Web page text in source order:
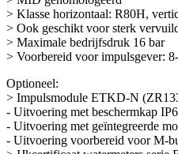
> Klasse horizontaal: R80H,
> Ook geschikt voor sterk
> Maximale bedrijfsdruk 16 bar
> Voorbereid voor impulsgever:
Optioneel:
> Impulsmodule ETKD-N
- Uitvoering met beschermkap
- Uitvoering met geïntegreerde
- Uitvoering voorbereid voor M-